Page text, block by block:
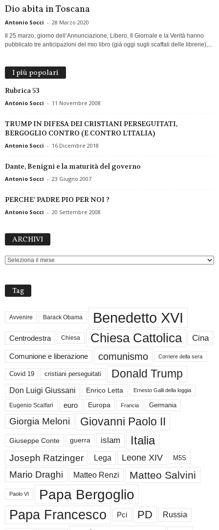
Dio abita in Toscana
Antonio Socci - 28 Marzo 2020
Il 25 marzo, giorno dell’Annunciazione, Libero, Il Giornale e la Verità hanno
pubblicato tre anticipazioni del mio libro (già oggi sugli scaffali delle librerie),...
I più popolari
Rubrica 53
Antonio Socci - 11 Novembre 2008
TRUMP IN DIFESA DEI CRISTIANI PERSEGUITATI,
BERGOGLIO CONTRO (E CONTRO L’ITALIA)
Antonio Socci - 16 Dicembre 2018
Dante, Benigni e la maturità del governo
Antonio Socci - 23 Giugno 2007
PERCHE’ PADRE PIO PER NOI ?
Antonio Socci - 20 Settembre 2008
ARCHIVI
Tag
Avvenire Barack Obama Benedetto XVI
Centrodestra Chiesa Chiesa Cattolica Cina
Comunione e liberazione comunismo Corriere della sera
Covid 19 cristiani perseguitati Donald Trump
Don Luigi Giussani Enrico Letta Ernesto Galli della loggia
Eugenio Scalfari euro Europa Francia Germania
Giorgia Meloni Giovanni Paolo II
Giuseppe Conte guerra islam Italia
Joseph Ratzinger Lega Leone XIV M5S
Mario Draghi Matteo Renzi Matteo Salvini
Paolo VI Papa Bergoglio
Papa Francesco Pci PD Russia